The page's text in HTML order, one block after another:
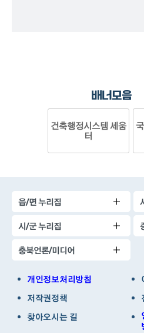
배너모음
건축행정시스템 세움
터
읍/면 누리집
시/군 누리집
충북언론/미디어
개인정보처리방침
저작권정책
찾아오시는 길